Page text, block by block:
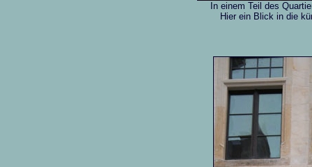
In einem Teil des
Hier ein Blick in die